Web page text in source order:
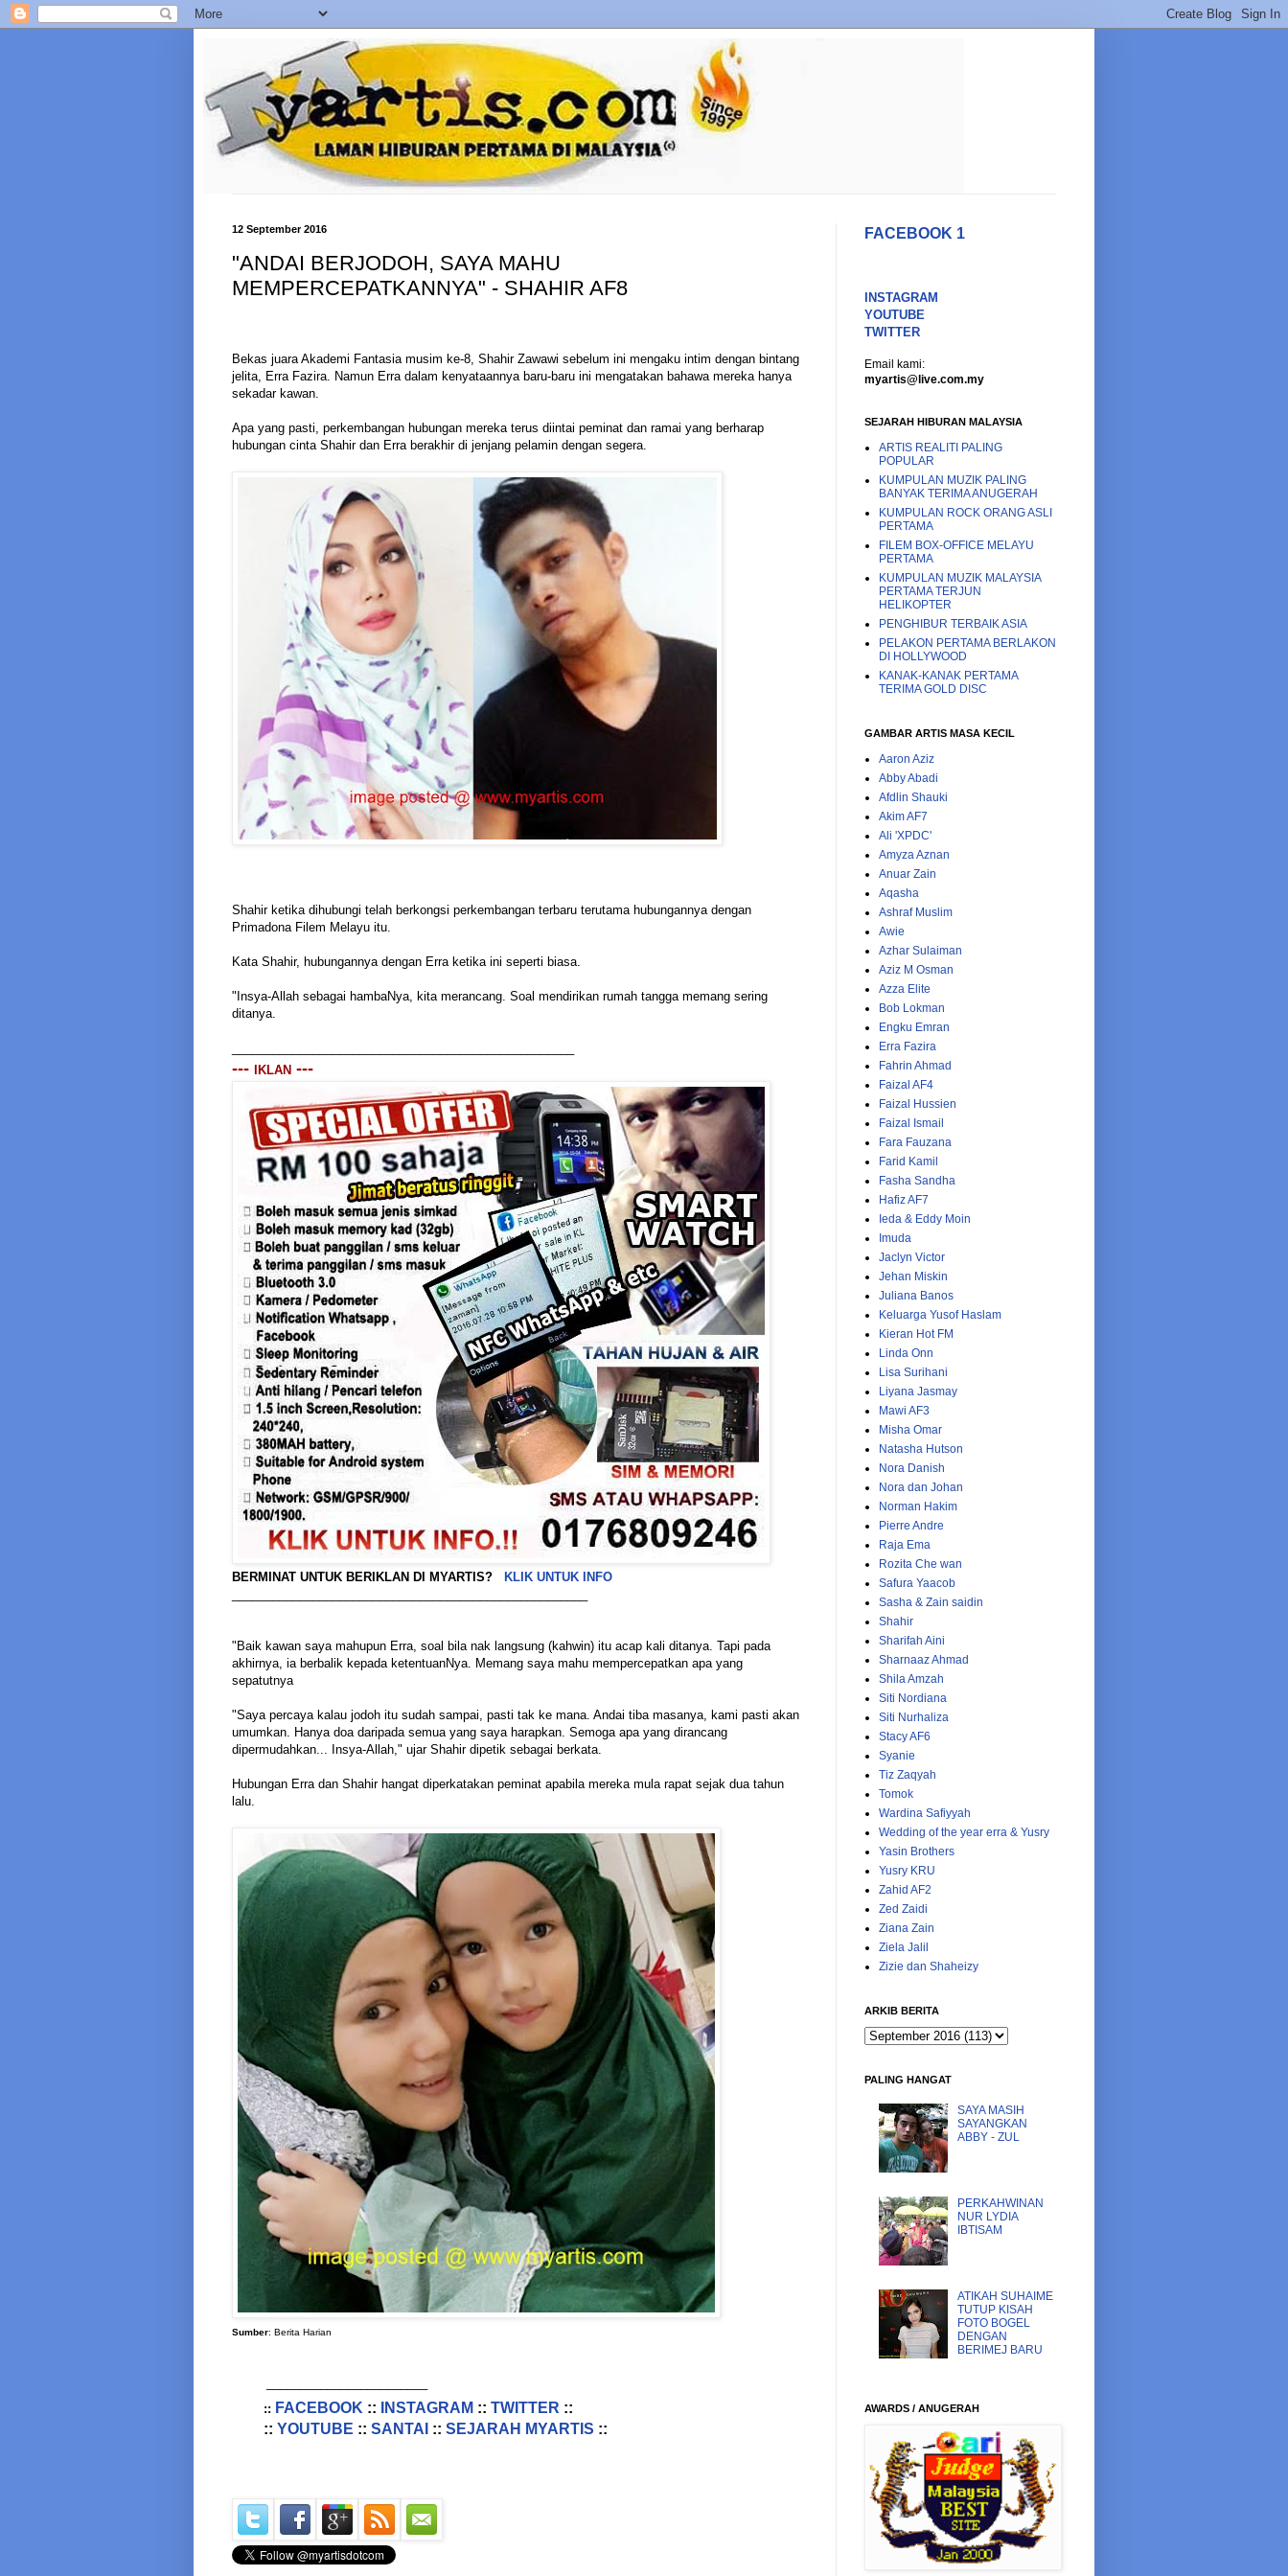
12 September 2016
"ANDAI BERJODOH, SAYA MAHU
MEMPERCEPATKANNYA" - SHAHIR AF8
Bekas juara Akademi Fantasia musim ke-8, Shahir Zawawi sebelum ini mengaku intim dengan bintang
jelita, Erra Fazira. Namun Erra dalam kenyataannya baru-baru ini mengatakan bahawa mereka hanya
sekadar kawan.
Apa yang pasti, perkembangan hubungan mereka terus diintai peminat dan ramai yang berharap
hubungan cinta Shahir dan Erra berakhir di jenjang pelamin dengan segera.
Shahir ketika dihubungi telah berkongsi perkembangan terbaru terutama hubungannya dengan
Primadona Filem Melayu itu.
Kata Shahir, hubungannya dengan Erra ketika ini seperti biasa.
"Insya-Allah sebagai hambaNya, kita merancang. Soal mendirikan rumah tangga memang sering
ditanya.
--- IKLAN ---
BERMINAT UNTUK BERIKLAN DI MYARTIS?
KLIK UNTUK INFO
"Baik kawan saya mahupun Erra, soal bila nak langsung (kahwin) itu acap kali ditanya. Tapi pada
akhirnya, ia berbalik kepada ketentuanNya. Memang saya mahu mempercepatkan apa yang
sepatutnya
"Saya percaya kalau jodoh itu sudah sampai, pasti tak ke mana. Andai tiba masanya, kami pasti akan
umumkan. Hanya doa daripada semua yang saya harapkan. Semoga apa yang dirancang
dipermudahkan... Insya-Allah," ujar Shahir dipetik sebagai berkata.
Hubungan Erra dan Shahir hangat diperkatakan peminat apabila mereka mula rapat sejak dua tahun
lalu.
Sumber: Berita Harian
:: FACEBOOK :: INSTAGRAM :: TWITTER ::
:: YOUTUBE :: SANTAI :: SEJARAH MYARTIS ::
FACEBOOK 1
INSTAGRAM
YOUTUBE
TWITTER
Email kami:
myartis@live.com.my
SEJARAH HIBURAN MALAYSIA
ARTIS REALITI PALING
POPULAR
KUMPULAN MUZIK PALING
BANYAK TERIMA ANUGERAH
KUMPULAN ROCK ORANG ASLI
PERTAMA
FILEM BOX-OFFICE MELAYU
PERTAMA
KUMPULAN MUZIK MALAYSIA
PERTAMA TERJUN
HELIKOPTER
PENGHIBUR TERBAIK ASIA
PELAKON PERTAMA BERLAKON
DI HOLLYWOOD
KANAK-KANAK PERTAMA
TERIMA GOLD DISC
GAMBAR ARTIS MASA KECIL
Aaron Aziz
Abby Abadi
Afdlin Shauki
Akim AF7
Ali 'XPDC'
Amyza Aznan
Anuar Zain
Aqasha
Ashraf Muslim
Awie
Azhar Sulaiman
Aziz M Osman
Azza Elite
Bob Lokman
Engku Emran
Erra Fazira
Fahrin Ahmad
Faizal AF4
Faizal Hussien
Faizal Ismail
Fara Fauzana
Farid Kamil
Fasha Sandha
Hafiz AF7
Ieda & Eddy Moin
Imuda
Jaclyn Victor
Jehan Miskin
Juliana Banos
Keluarga Yusof Haslam
Kieran Hot FM
Linda Onn
Lisa Surihani
Liyana Jasmay
Mawi AF3
Misha Omar
Natasha Hutson
Nora Danish
Nora dan Johan
Norman Hakim
Pierre Andre
Raja Ema
Rozita Che wan
Safura Yaacob
Sasha & Zain saidin
Shahir
Sharifah Aini
Sharnaaz Ahmad
Shila Amzah
Siti Nordiana
Siti Nurhaliza
Stacy AF6
Syanie
Tiz Zaqyah
Tomok
Wardina Safiyyah
Wedding of the year erra & Yusry
Yasin Brothers
Yusry KRU
Zahid AF2
Zed Zaidi
Ziana Zain
Ziela Jalil
Zizie dan Shaheizy
ARKIB BERITA
PALING HANGAT
SAYA MASIH
SAYANGKAN
ABBY - ZUL
PERKAHWINAN
NUR LYDIA
IBTISAM
ATIKAH SUHAIME
TUTUP KISAH
FOTO BOGEL
DENGAN
BERIMEJ BARU
AWARDS / ANUGERAH